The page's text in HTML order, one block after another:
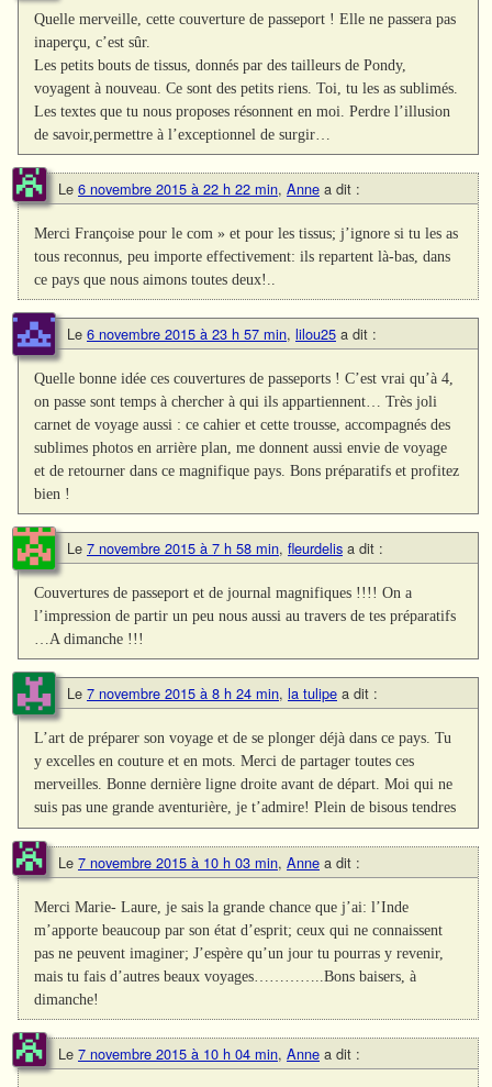
Quelle merveille, cette couverture de passeport ! Elle ne passera pas
inaperçu, c’est sûr.
Les petits bouts de tissus, donnés par des tailleurs de Pondy,
voyagent à nouveau. Ce sont des petits riens. Toi, tu les as sublimés.
Les textes que tu nous proposes résonnent en moi. Perdre l’illusion
de savoir,permettre à l’exceptionnel de surgir…
Le 6 novembre 2015 à 22 h 22 min, Anne a dit :
Merci Françoise pour le com » et pour les tissus; j’ignore si tu les as
tous reconnus, peu importe effectivement: ils repartent là-bas, dans
ce pays que nous aimons toutes deux!..
Le 6 novembre 2015 à 23 h 57 min, lilou25 a dit :
Quelle bonne idée ces couvertures de passeports ! C’est vrai qu’à 4,
on passe sont temps à chercher à qui ils appartiennent… Très joli
carnet de voyage aussi : ce cahier et cette trousse, accompagnés des
sublimes photos en arrière plan, me donnent aussi envie de voyage
et de retourner dans ce magnifique pays. Bons préparatifs et profitez
bien !
Le 7 novembre 2015 à 7 h 58 min, fleurdelis a dit :
Couvertures de passeport et de journal magnifiques !!!! On a
l’impression de partir un peu nous aussi au travers de tes préparatifs
…A dimanche !!!
Le 7 novembre 2015 à 8 h 24 min, la tulipe a dit :
L’art de préparer son voyage et de se plonger déjà dans ce pays. Tu
y excelles en couture et en mots. Merci de partager toutes ces
merveilles. Bonne dernière ligne droite avant de départ. Moi qui ne
suis pas une grande aventurière, je t’admire! Plein de bisous tendres
Le 7 novembre 2015 à 10 h 03 min, Anne a dit :
Merci Marie- Laure, je sais la grande chance que j’ai: l’Inde
m’apporte beaucoup par son état d’esprit; ceux qui ne connaissent
pas ne peuvent imaginer; J’espère qu’un jour tu pourras y revenir,
mais tu fais d’autres beaux voyages…………..Bons baisers, à
dimanche!
Le 7 novembre 2015 à 10 h 04 min, Anne a dit :